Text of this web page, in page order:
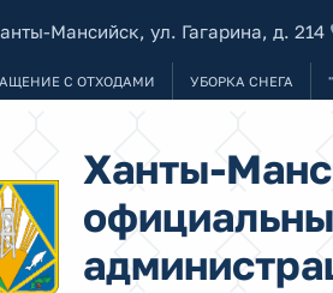
Мансийск, ул. Гагарина, д. 214
С ОТХОДАМИ УБОРКА СНЕГА
Ханты-